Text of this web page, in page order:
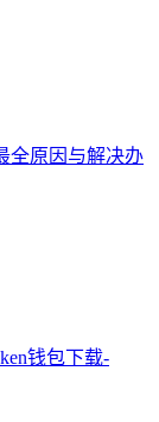
全原因与解决办
钱包下载-